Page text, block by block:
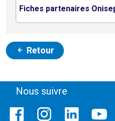
Fiches partenaires
Retour
Nous suivre